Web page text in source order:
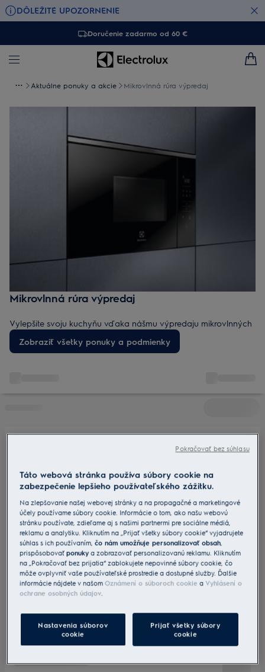
DÔLEŽITÉ UPOZORNENIE
Doručenie zadarmo od 60 €
Aktuálne ponuky a akcie Mikrovlnná rúra výpredaj
Mikrovlnná rúra výpredaj
Vylepšite svoju kuchyňu vďaka nášmu výpredaju mikrovlnných
rúr – od kompaktných po výkonné modely s inteligentnými
funkciami. Objavte lacnejšie mikrovlnky, dopredaje a zľavy pre
Zobraziť všetky ponuky a podmienky
Táto webová stránka používa súbory cookie na
zabezpečenie lepšieho používateľského zážitku.
Na zlepšovanie našej webovej stránky a na propagačné a marketingové
účely používame súbory cookie. Informácie o tom, ako našu webovú
stránku používate, zdieľame aj s našimi partnermi pre sociálne médiá,
reklamu a analytiku. Kliknutím na „Prijať všetky súbory cookie“ vyjadrujete
súhlas s ich používaním,čo nám umožňuje personalizovať obsah,
prispôsobovaťponuky a zobrazovať personalizovanú reklamu. Kliknutím
na „Pokračovať bez prijatia“ zablokujete nepovinné súbory cookie, čo
môže ovplyvniť vaše používateľské prostredie a dostupné služby. Ďalšie
informácie nájdete v našomOznámení o súboroch cookie a Vyhlásení o
ochrane osobných údajov.
Nastavenia súborov
cookie
Prijať všetky súbory
cookie
Pokračovať bez súhlasu